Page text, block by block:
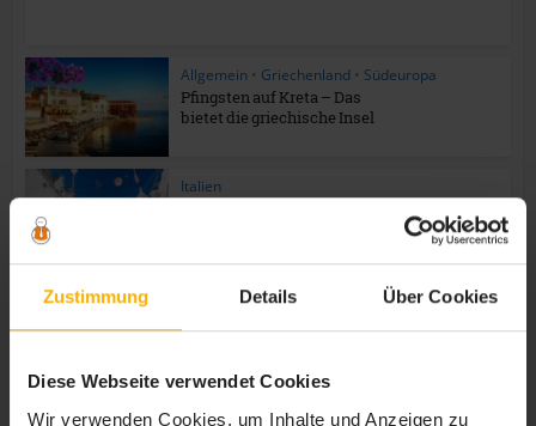
Zustimmung Details Über Cookies
Diese Webseite verwendet Cookies
Wir verwenden Cookies, um Inhalte und Anzeigen zu
Allgemein • Griechenland • Südeuropa
Pfingsten auf Kreta – Das
bietet die griechische Insel
Italien